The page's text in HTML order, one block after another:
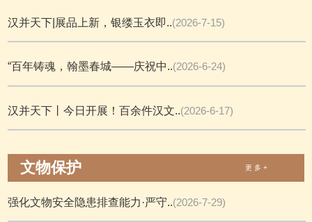
汉并天下|展品上新，银缕玉衣即..(2026-7-15)
“百年铸魂，翰墨春城——庆祝中..(2026-6-24)
汉并天下丨今日开展！百余件汉文..(2026-6-17)
文物保护 更 多 +
强化文物安全隐患排查能力·严守..(2026-7-29)